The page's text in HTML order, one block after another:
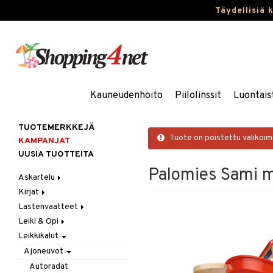
Täydellisiä
Kauneudenhoito Piilolinssit
Tuote on poistettu
Palomies Sami
TUOTEMERKKEJÄ
KAMPANJAT
UUSIA TUOTTEITA
Askartelu
Askartelumateriaalit
Askartelusetti
Helmet
Koulutarvikkeet
Muovailuvaha
Piirrä ja maalaa
Kirjat
Askartelukirjat
Maalauskirjat
Päiväkirjat
Lastenvaatteet
Alaosat
Leggingsit
Alusvaatteet & Sukat
Kengät
Mekot
Leiki & Opi
Opetuslelut
Oppimispelit
Soittimet
Leikkikalut
Ajoneuvot
Autoradat